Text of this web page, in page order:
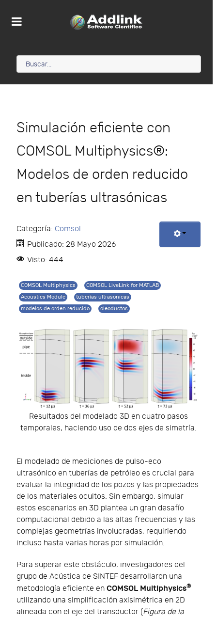
Simulación eficiente con
COMSOL Multiphysics®:
Modelos de orden reducido
en tuberías ultrasónicas
Categoría: Comsol
Publicado: 28 Mayo 2026
Visto: 444
COMSOL Multiphysics
COMSOL LiveLink for MATLAB
Acoustics Module
tuberías ultrasonicas
modelos de orden reducido
oleoductos
Resultados del modelado 3D en cuatro pasos
temporales, haciendo uso de dos ejes de simetría.
El modelado de mediciones de pulso-eco
ultrasónico en tuberías de petróleo es crucial para
evaluar la integridad de los pozos y las propiedades
de los materiales ocultos. Sin embargo, simular
estos escenarios en 3D plantea un gran desafío
computacional debido a las altas frecuencias y las
complejas geometrías involucradas, requiriendo
incluso hasta varias horas por simulación.
Para superar este obstáculo, investigadores del
grupo de Acústica de SINTEF desarrollaron una
metodología eficiente en COMSOL Multiphysics®
utilizando una simplificación axisimétrica en 2D
alineada con el eje del transductor (Figura de la